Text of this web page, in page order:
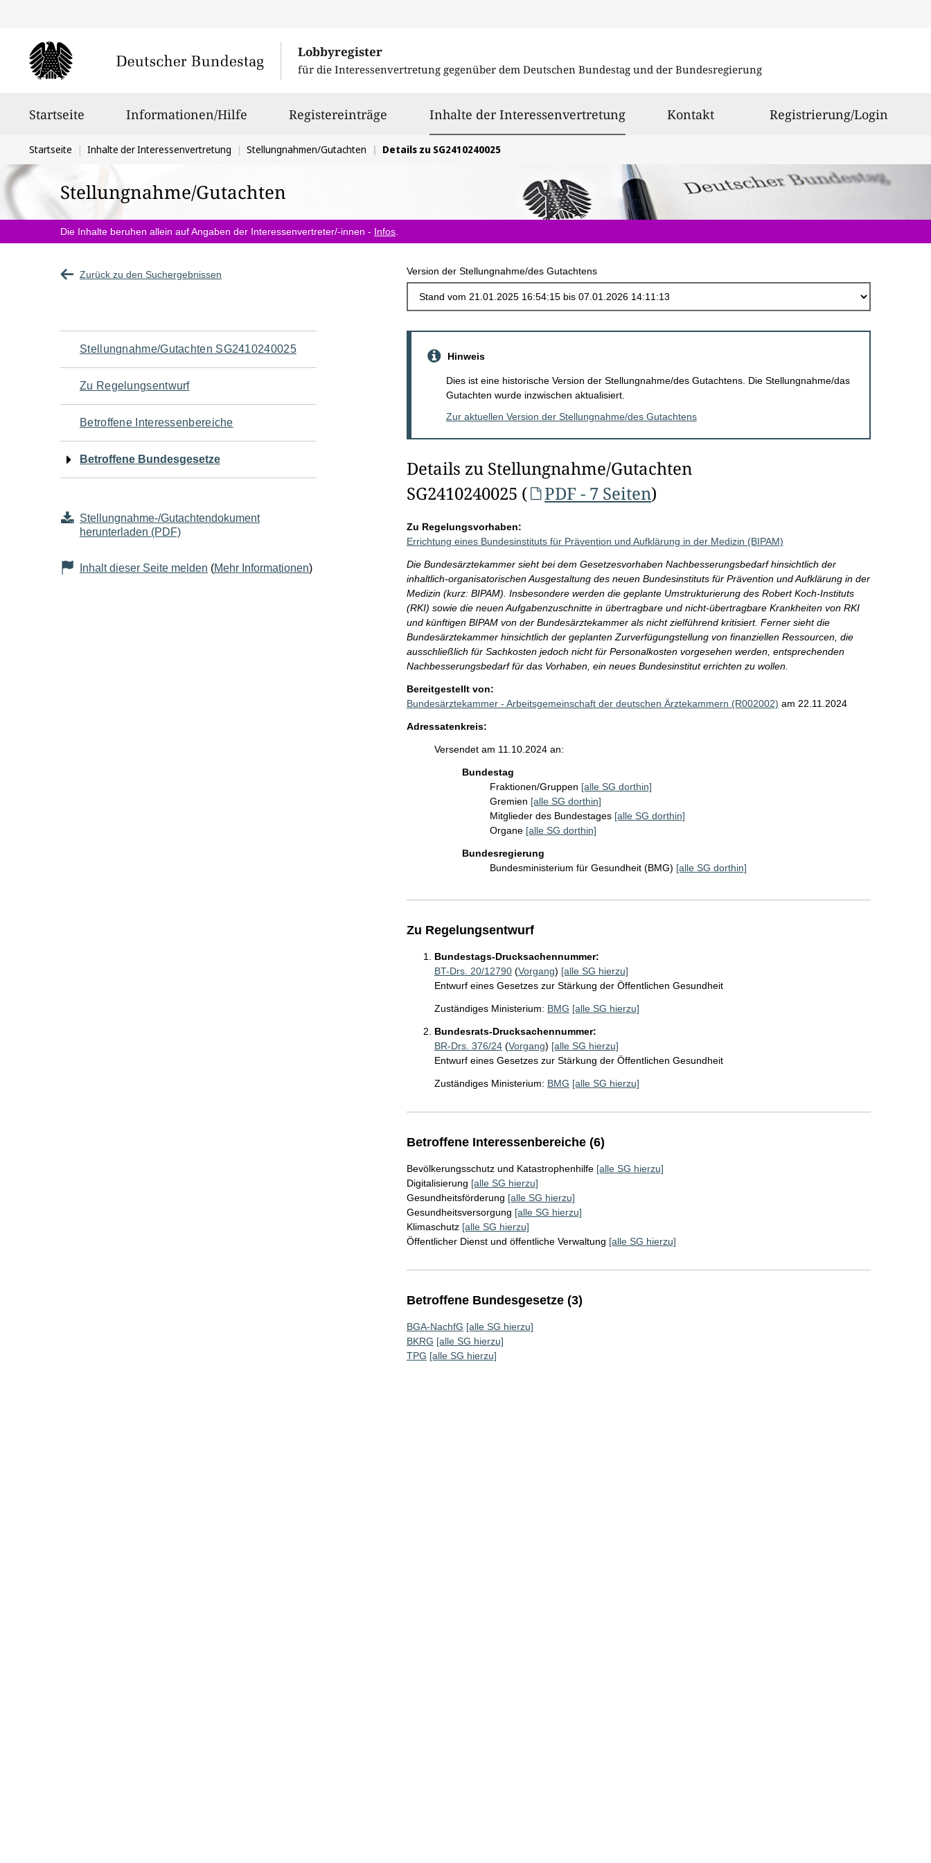
Lobbyregister
für die Interessenvertretung gegenüber dem Deutschen Bundestag und der Bundesregierung
Startseite Informationen/Hilfe Registereinträge Inhalte der Interessenvertretungausgewählt
Kontakt Registrierung/Login
Sie
befinden
sich
hier:
Startseite Inhalte der Interessenvertretung Stellungnahmen/Gutachten Details zu SG2410240025
Stellungnahme/Gutachten
Die Inhalte beruhen allein auf Angaben der Interessenvertreter/-innen - Infos
Zurück zu den Suchergebnissen Version der Stellungnahme/des Gutachtens
Navigation
für
den
Seiteninhalt
Stellungnahme/Gutachten SG2410240025
Zu Regelungsentwurf
Betroffene Interessenbereiche
Betroffene Bundesgesetze
Stellungnahme-/Gutachtendokument
herunterladen (PDF)
Inhalt dieser Seite melden (Mehr Informationen)
Hinweis
Dies ist eine historische Version der Stellungnahme/des Gutachtens. Die Stellungnahme/das
Gutachten wurde inzwischen aktualisiert.
Zur aktuellen Version der Stellungnahme/des Gutachtens
Details zu Stellungnahme/Gutachten
SG2410240025 (
PDF - 7 Seiten)
Zu Regelungsvorhaben:
Errichtung eines Bundesinstituts für Prävention und Aufklärung in der Medizin (BIPAM)
Die Bundesärztekammer sieht bei dem Gesetzesvorhaben Nachbesserungsbedarf hinsichtlich der
inhaltlich-organisatorischen Ausgestaltung des neuen Bundesinstituts für Prävention und Aufklärung in der
Medizin (kurz: BIPAM). Insbesondere werden die geplante Umstrukturierung des Robert Koch-Instituts
(RKI) sowie die neuen Aufgabenzuschnitte in übertragbare und nicht-übertragbare Krankheiten von RKI
und künftigen BIPAM von der Bundesärztekammer als nicht zielführend kritisiert. Ferner sieht die
Bundesärztekammer hinsichtlich der geplanten Zurverfügungstellung von finanziellen Ressourcen, die
ausschließlich für Sachkosten jedoch nicht für Personalkosten vorgesehen werden, entsprechenden
Nachbesserungsbedarf für das Vorhaben, ein neues Bundesinstitut errichten zu wollen.
Bereitgestellt von:
Bundesärztekammer - Arbeitsgemeinschaft der deutschen Ärztekammern (R002002) am 22.11.2024
Adressatenkreis:
Versendet am 11.10.2024 an:
Bundestag
Fraktionen/Gruppen [alle SG dorthin]
Gremien [alle SG dorthin]
Mitglieder des Bundestages [alle SG dorthin]
Organe [alle SG dorthin]
Bundesregierung
Bundesministerium für Gesundheit (BMG) [alle SG dorthin]
Zu Regelungsentwurf
Bundestags-Drucksachennummer:
BT-Drs. 20/12790(Vorgang) [alle SG hierzu]
Entwurf eines Gesetzes zur Stärkung der Öffentlichen Gesundheit
Zuständiges Ministerium: BMG [alle SG hierzu]
Bundesrats-Drucksachennummer:
BR-Drs. 376/24(Vorgang) [alle SG hierzu]
Entwurf eines Gesetzes zur Stärkung der Öffentlichen Gesundheit
Zuständiges Ministerium: BMG [alle SG hierzu]
Betroffene Interessenbereiche (6)
Bevölkerungsschutz und Katastrophenhilfe [alle SG hierzu]
Digitalisierung [alle SG hierzu]
Gesundheitsförderung [alle SG hierzu]
Gesundheitsversorgung [alle SG hierzu]
Klimaschutz [alle SG hierzu]
Öffentlicher Dienst und öffentliche Verwaltung [alle SG hierzu]
Betroffene Bundesgesetze (3)
BGA-NachfG [alle SG hierzu]
BKRG [alle SG hierzu]
TPG [alle SG hierzu]